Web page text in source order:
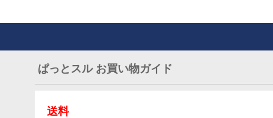
ぱっとスル お買い物ガイド
送料